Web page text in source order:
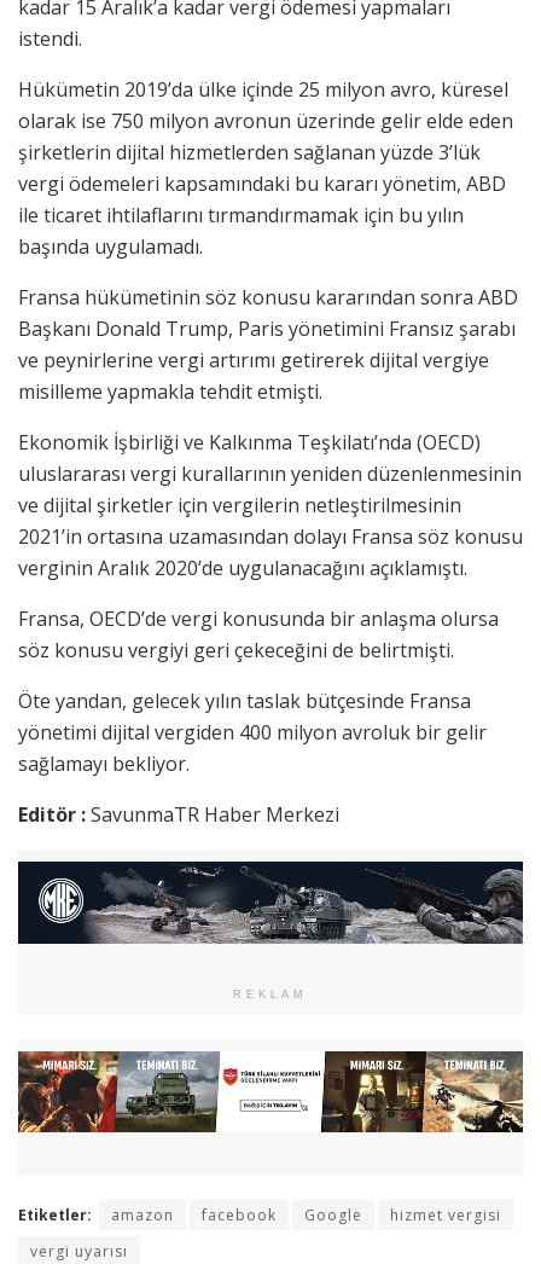
kadar 15 Aralık’a kadar vergi ödemesi yapmaları
istendi.
Hükümetin 2019’da ülke içinde 25 milyon avro, küresel
olarak ise 750 milyon avronun üzerinde gelir elde eden
şirketlerin dijital hizmetlerden sağlanan yüzde 3’lük
vergi ödemeleri kapsamındaki bu kararı yönetim, ABD
ile ticaret ihtilaflarını tırmandırmamak için bu yılın
başında uygulamadı.
Fransa hükümetinin söz konusu kararından sonra ABD
Başkanı Donald Trump, Paris yönetimini Fransız şarabı
ve peynirlerine vergi artırımı getirerek dijital vergiye
misilleme yapmakla tehdit etmişti.
Ekonomik İşbirliği ve Kalkınma Teşkilatı’nda (OECD)
uluslararası vergi kurallarının yeniden düzenlenmesinin
ve dijital şirketler için vergilerin netleştirilmesinin
2021’in ortasına uzamasından dolayı Fransa söz konusu
verginin Aralık 2020’de uygulanacağını açıklamıştı.
Fransa, OECD’de vergi konusunda bir anlaşma olursa
söz konusu vergiyi geri çekeceğini de belirtmişti.
Öte yandan, gelecek yılın taslak bütçesinde Fransa
yönetimi dijital vergiden 400 milyon avroluk bir gelir
sağlamayı bekliyor.
Editör :SavunmaTR Haber Merkezi
REKLAM
Etiketler: amazon facebook Google
hizmet vergisi
vergi uyarısı